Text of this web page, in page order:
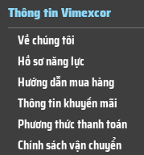
Thông tin Vimexcor
Về chúng tôi
Hồ sơ năng lực
Hướng dẫn mua hàng
Thông tin khuyến mãi
Phương thức thanh toán
Chính sách vận chuyển